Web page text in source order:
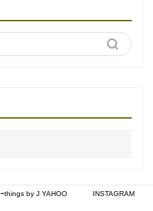
⇨things by J YAHOO INSTAGRAM